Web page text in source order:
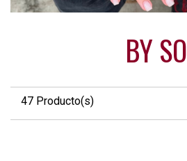
BY SO
47 Producto(s)